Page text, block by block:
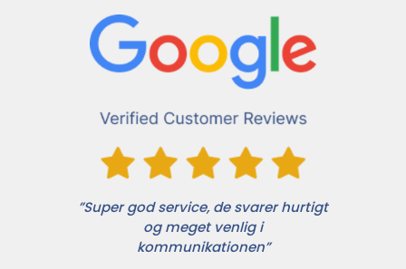
”Super god service, de svarer hurtigt
og meget venlig i
kommunikationen”